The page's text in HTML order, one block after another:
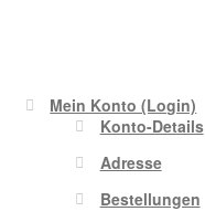
Mein Konto (Login)
Konto-Details
Adresse
Bestellungen